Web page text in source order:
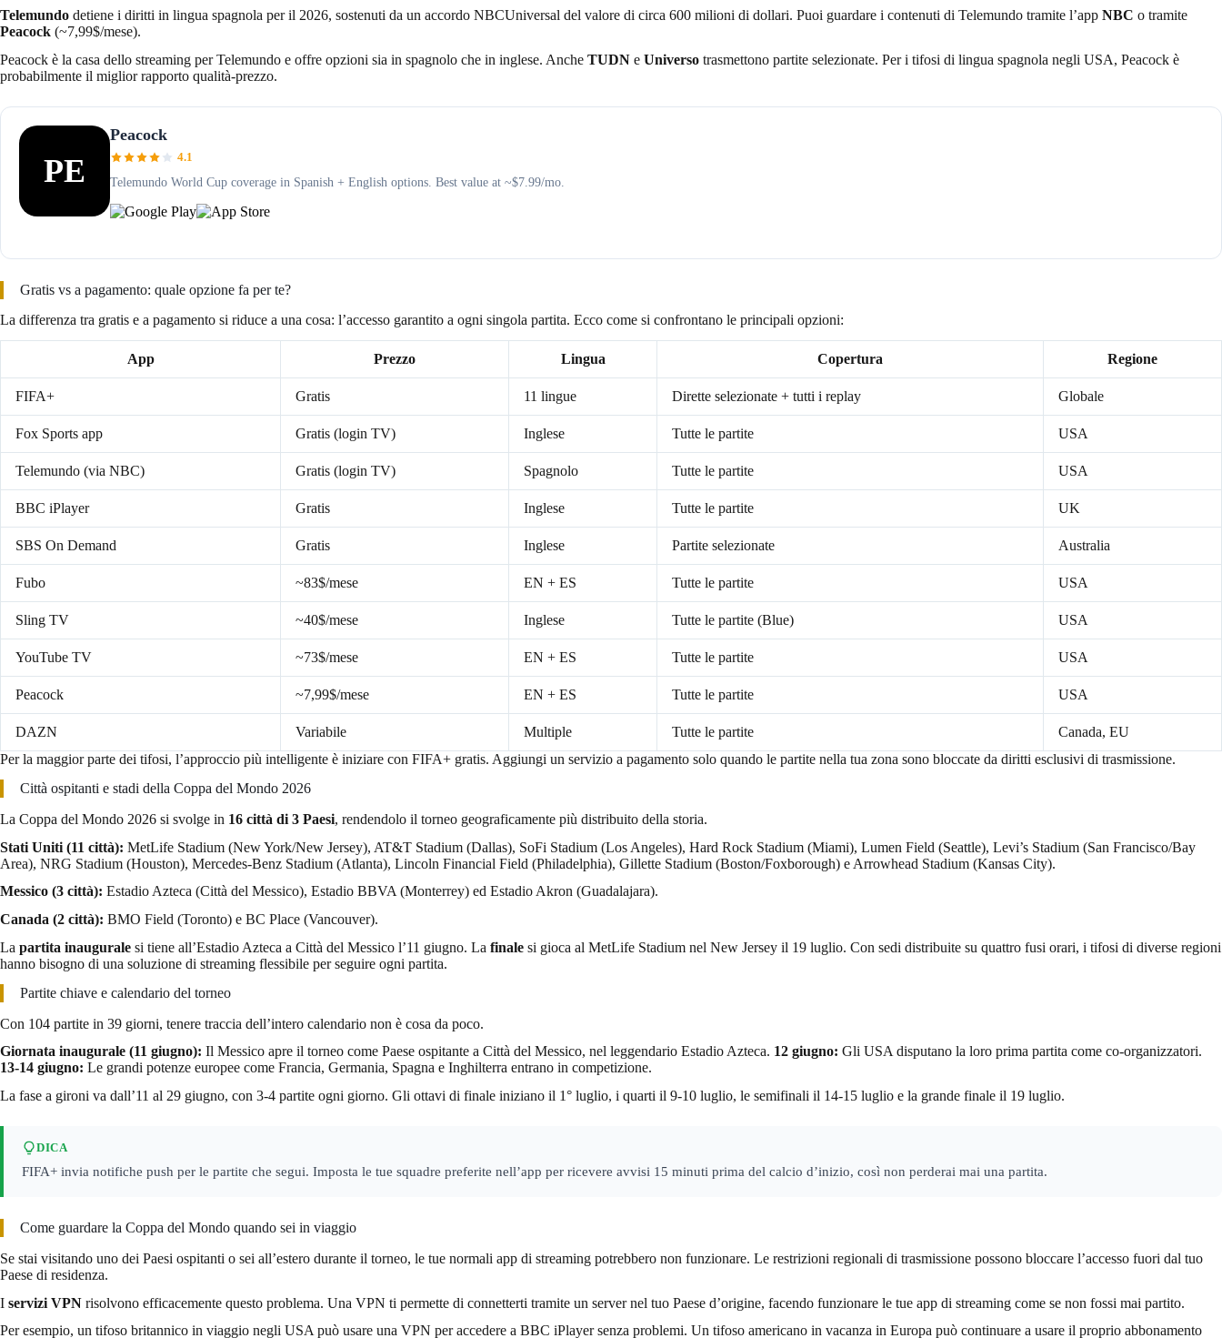
Telemundo detiene i diritti in lingua spagnola per il 2026, sostenuti da un accordo NBCUniversal del valore di circa 600 milioni di dollari. Puoi guardare i contenuti di Telemundo tramite l’app NBC o tramite
Peacock (~7,99$/mese).
Peacock è la casa dello streaming per Telemundo e offre opzioni sia in spagnolo che in inglese. Anche TUDN e Universo trasmettono partite selezionate. Per i tifosi di lingua spagnola negli USA, Peacock è
probabilmente il miglior rapporto qualità-prezzo.
PE
Peacock
4.1
Telemundo World Cup coverage in Spanish + English options. Best value at ~$7.99/mo.
Gratis vs a pagamento: quale opzione fa per te?
La differenza tra gratis e a pagamento si riduce a una cosa: l’accesso garantito a ogni singola partita. Ecco come si confrontano le principali opzioni:
App Prezzo Lingua Copertura Regione
FIFA+ Gratis 11 lingue Dirette selezionate + tutti i replay Globale
Fox Sports app Gratis (login TV) Inglese Tutte le partite USA
Telemundo (via NBC) Gratis (login TV) Spagnolo Tutte le partite USA
BBC iPlayer Gratis Inglese Tutte le partite UK
SBS On Demand Gratis Inglese Partite selezionate Australia
Fubo ~83$/mese EN + ES Tutte le partite USA
Sling TV ~40$/mese Inglese Tutte le partite (Blue) USA
YouTube TV ~73$/mese EN + ES Tutte le partite USA
Peacock ~7,99$/mese EN + ES Tutte le partite USA
DAZN Variabile Multiple Tutte le partite
Canada, EU
Per la maggior parte dei tifosi, l’approccio più intelligente è iniziare con FIFA+ gratis. Aggiungi un servizio a pagamento solo quando le partite nella tua zona sono bloccate da diritti esclusivi di trasmissione.
Città ospitanti e stadi della Coppa del Mondo 2026
La Coppa del Mondo 2026 si svolge in 16 città di 3 Paesi, rendendolo il torneo geograficamente più distribuito della storia.
Stati Uniti (11 città): MetLife Stadium (New York/New Jersey), AT&T Stadium (Dallas), SoFi Stadium (Los Angeles), Hard Rock Stadium (Miami), Lumen Field (Seattle), Levi’s Stadium (San Francisco/Bay
Area), NRG Stadium (Houston), Mercedes-Benz Stadium (Atlanta), Lincoln Financial Field (Philadelphia), Gillette Stadium (Boston/Foxborough) e Arrowhead Stadium (Kansas City).
Messico (3 città): Estadio Azteca (Città del Messico), Estadio BBVA (Monterrey) ed Estadio Akron (Guadalajara).
Canada (2 città): BMO Field (Toronto) e BC Place (Vancouver).
La partita inaugurale si tiene all’Estadio Azteca a Città del Messico l’11 giugno. La finale si gioca al MetLife Stadium nel New Jersey il 19 luglio. Con sedi distribuite su quattro fusi orari, i tifosi di diverse regioni
hanno bisogno di una soluzione di streaming flessibile per seguire ogni partita.
Partite chiave e calendario del torneo
Con 104 partite in 39 giorni, tenere traccia dell’intero calendario non è cosa da poco.
Giornata inaugurale (11 giugno): Il Messico apre il torneo come Paese ospitante a Città del Messico, nel leggendario Estadio Azteca. 12 giugno: Gli USA disputano la loro prima partita come co-organizzatori.
13-14 giugno: Le grandi potenze europee come Francia, Germania, Spagna e Inghilterra entrano in competizione.
La fase a gironi va dall’11 al 29 giugno, con 3-4 partite ogni giorno. Gli ottavi di finale iniziano il 1° luglio, i quarti il 9-10 luglio, le semifinali il 14-15 luglio e la grande finale il 19 luglio.
DICA
FIFA+ invia notifiche push per le partite che segui. Imposta le tue squadre preferite nell’app per ricevere avvisi 15 minuti prima del calcio d’inizio, così non perderai mai una partita.
Come guardare la Coppa del Mondo quando sei in viaggio
Se stai visitando uno dei Paesi ospitanti o sei all’estero durante il torneo, le tue normali app di streaming potrebbero non funzionare. Le restrizioni regionali di trasmissione possono bloccare l’accesso fuori dal tuo
Paese di residenza.
I servizi VPN risolvono efficacemente questo problema. Una VPN ti permette di connetterti tramite un server nel tuo Paese d’origine, facendo funzionare le tue app di streaming come se non fossi mai partito.
Per esempio, un tifoso britannico in viaggio negli USA può usare una VPN per accedere a BBC iPlayer senza problemi. Un tifoso americano in vacanza in Europa può continuare a usare il proprio abbonamento